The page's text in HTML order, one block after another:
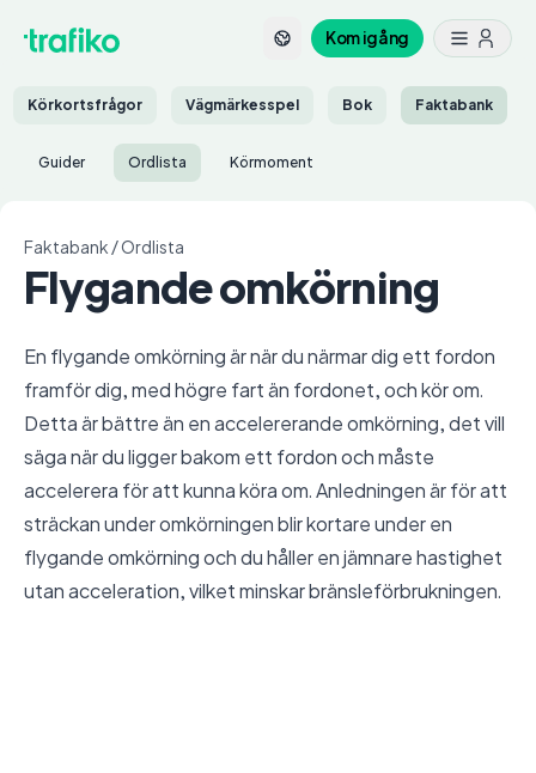
Kom igång
Körkortsfrågor Vägmärkesspel Bok Faktabank
Guider Ordlista Körmoment
Faktabank /Ordlista
Flygande omkörning
En flygande omkörning är när du närmar dig ett fordon
framför dig, med högre fart än fordonet, och kör om.
Detta är bättre än en accelererande omkörning, det vill
säga när du ligger bakom ett fordon och måste
accelerera för att kunna köra om. Anledningen är för att
sträckan under omkörningen blir kortare under en
flygande omkörning och du håller en jämnare hastighet
utan acceleration, vilket minskar bränsleförbrukningen.